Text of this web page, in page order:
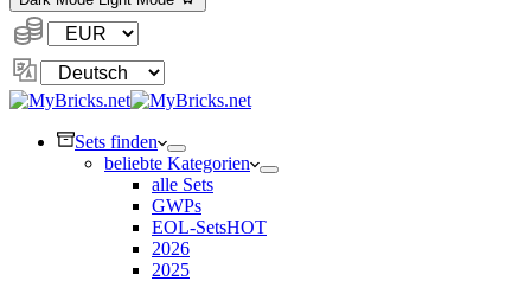
Währung:
Sprache
ändern
Sets finden
beliebte Kategorien
alle Sets
GWPs
EOL-SetsHOT
2026
2025